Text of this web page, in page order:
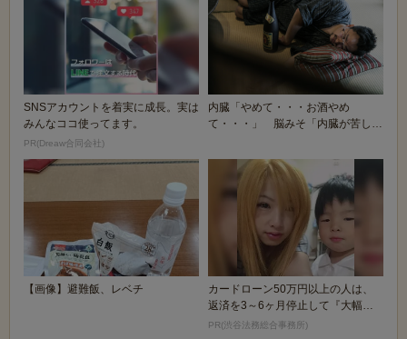
SNSアカウントを着実に成長。実は
みんなココ使ってます。
PR(Dreaw合同会社)
内臓「やめて・・・お酒やめ
て・・・」 脳みそ「内臓が苦しが
【画像】避難飯、レベチ
カードローン50万円以上の人は、
返済を3～6ヶ月停止して『大幅に
減額してから返済...
PR(渋谷法務総合事務所)